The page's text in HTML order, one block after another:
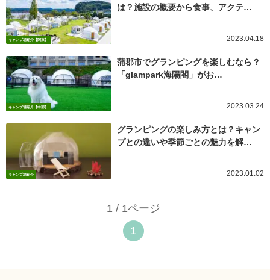
キャンプ場紹介【関東】
は？施設の概要から食事、アクテ…
2023.04.18
キャンプ場紹介【中部】
蒲郡市でグランピングを楽しむなら？
「glampark海陽閣」がお…
2023.03.24
キャンプ場紹介
グランピングの楽しみ方とは？キャン
プとの違いや季節ごとの魅力を解…
2023.01.02
1 / 1ページ
1